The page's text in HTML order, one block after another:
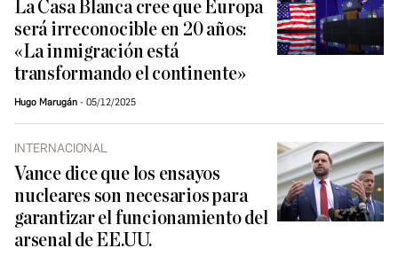
La Casa Blanca cree que Europa
será irreconocible en 20 años:
«La inmigración está
transformando el continente»
Hugo Marugán 05/12/2025
INTERNACIONAL
Vance dice que los ensayos
nucleares son necesarios para
garantizar el funcionamiento del
arsenal de EE.UU.